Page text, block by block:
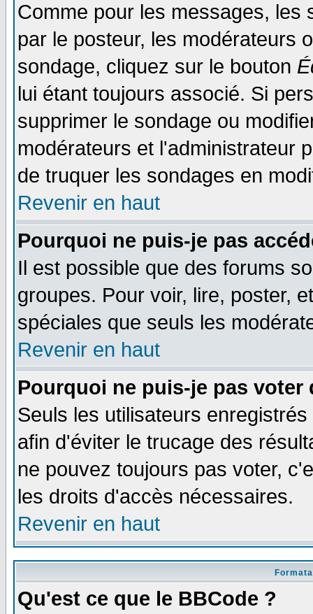
Comme pour les messages, les
par le posteur, les modérateurs
sondage, cliquez sur le bouton
lui étant toujours associé. Si
supprimer le sondage ou
modérateurs et l'administrateur
de truquer les sondages en
Revenir en haut
Pourquoi ne puis-je pas
Il est possible que des forums
groupes. Pour voir, lire, poster,
spéciales que seuls les
Revenir en haut
Pourquoi ne puis-je pas voter
Seuls les utilisateurs
afin d'éviter le trucage des
ne pouvez toujours pas voter,
les droits d'accès nécessaires.
Revenir en haut
Qu'est ce que le BBCode ?